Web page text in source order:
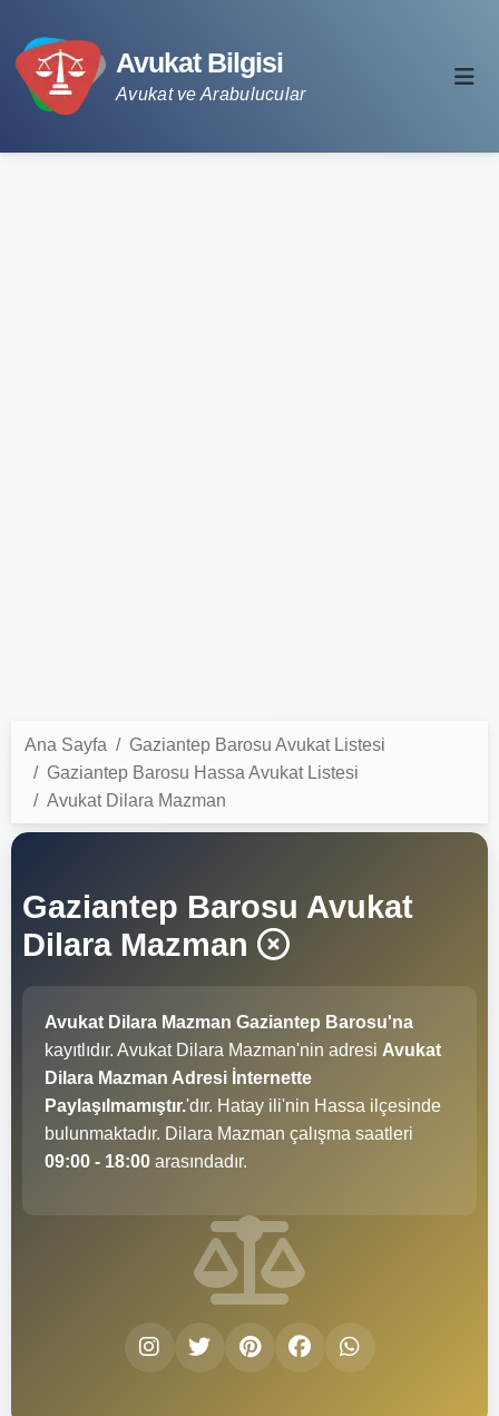
Avukat Bilgisi
Avukat ve Arabulucular
Ana Sayfa
Gaziantep Barosu Avukat Listesi
Gaziantep Barosu Hassa Avukat Listesi
Avukat Dilara Mazman
Gaziantep Barosu Avukat
Dilara Mazman
Avukat Dilara Mazman Gaziantep Barosu'na
kayıtlıdır. Avukat Dilara Mazman'nin adresi Avukat
Dilara Mazman Adresi İnternette
Paylaşılmamıştır.'dır. Hatay ili'nin Hassa ilçesinde
bulunmaktadır. Dilara Mazman çalışma saatleri
09:00 - 18:00 arasındadır.